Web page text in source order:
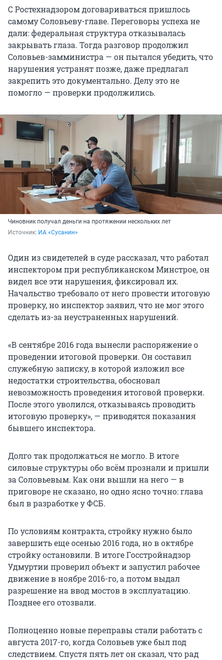
С Ростехнадзором договариваться пришлось
самому Соловьеву-главе. Переговоры успеха не
дали: федеральная структура отказывалась
закрывать глаза. Тогда разговор продолжил
Соловьев-замминистра — он пытался убедить, что
нарушения устранят позже, даже предлагал
закрепить это документально. Делу это не
помогло — проверки продолжились.
Чиновник получал деньги на протяжении нескольких лет
Источник: ИА «Сусанин»
Один из свидетелей в суде рассказал, что работал
инспектором при республиканском Минстрое, он
видел все эти нарушения, фиксировал их.
Начальство требовало от него провести итоговую
проверку, но инспектор заявил, что не мог этого
сделать из-за неустраненных нарушений.
«В сентябре 2016 года вынесли распоряжение о
проведении итоговой проверки. Он составил
служебную записку, в которой изложил все
недостатки строительства, обосновал
невозможность проведения итоговой проверки.
После этого уволился, отказываясь проводить
итоговую проверку», — приводятся показания
бывшего инспектора.
Долго так продолжаться не могло. В итоге
силовые структуры обо всём прознали и пришли
за Соловьевым. Как они вышли на него — в
приговоре не сказано, но одно ясно точно: глава
был в разработке у ФСБ.
По условиям контракта, стройку нужно было
завершить еще осенью 2016 года, но в октябре
стройку остановили. В итоге Госстройнадзор
Удмуртии проверил объект и запустил рабочее
движение в ноябре 2016-го, а потом выдал
разрешение на ввод мостов в эксплуатацию.
Позднее его отозвали.
Полноценно новые переправы стали работать с
августа 2017-го, когда Соловьев уже был под
следствием. Спустя пять лет он сказал, что рад